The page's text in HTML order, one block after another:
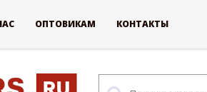
ОПТОВИКАМ КОНТАКТЫ